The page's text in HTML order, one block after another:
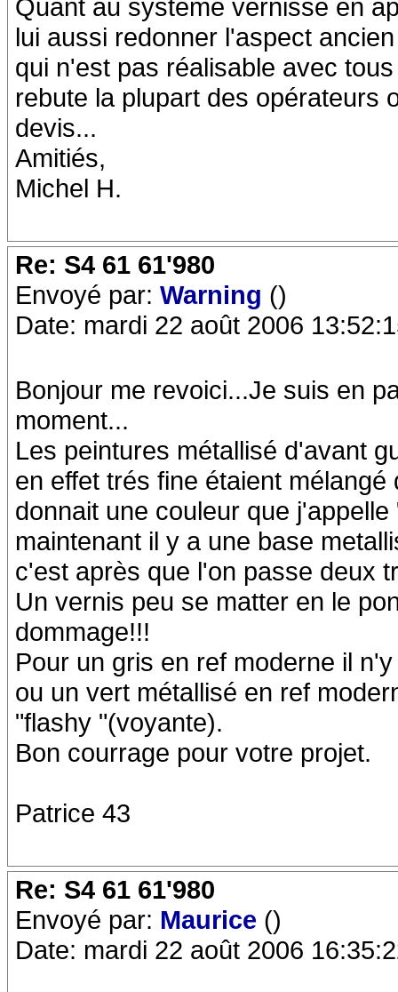
Quant au système vernissé en
lui aussi redonner l'aspect
qui n'est pas réalisable avec
rebute la plupart des opérateurs
devis...
Amitiés,
Michel H.
Re: S4 61 61'980
Envoyé par: Warning ()
Date: mardi 22 août 2006
Bonjour me revoici...Je suis en
moment...
Les peintures métallisé d'avant
en effet trés fine étaient
donnait une couleur que
maintenant il y a une base
c'est après que l'on passe deux
Un vernis peu se matter en le
dommage!!!
Pour un gris en ref moderne il
ou un vert métallisé en ref
"flashy "(voyante).
Bon courrage pour votre projet.
Patrice 43
Re: S4 61 61'980
Envoyé par: Maurice ()
Date: mardi 22 août 2006